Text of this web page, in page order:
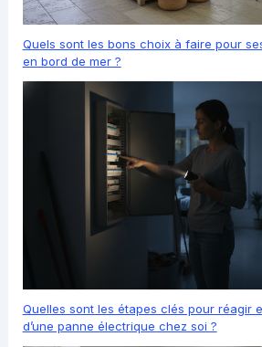
Quels sont les bons choix à faire pour
en bord de mer ?
Quelles sont les étapes clés pour réagir
d’une panne électrique chez soi ?